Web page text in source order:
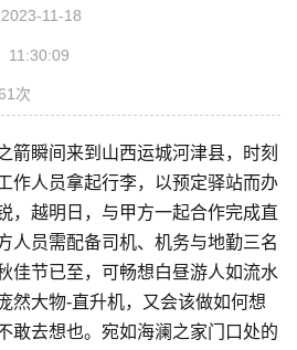
2023-11-18
11:30:09
次
箭瞬间来到山西运城河津县，时刻
作人员拿起行李，以预定驿站而办
，越明日，与甲方一起合作完成直
人员需配备司机、机务与地勤三名
佳节已至，可畅想白昼游人如流水
然大物-直升机，又会该做如何想
敢去想也。宛如海澜之家门口处的